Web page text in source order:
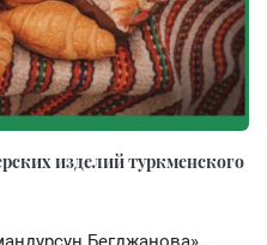
изделий туркменского